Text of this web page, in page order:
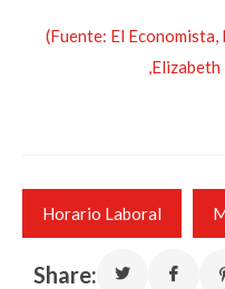
(Fuente: El
Horario Laboral
Share: